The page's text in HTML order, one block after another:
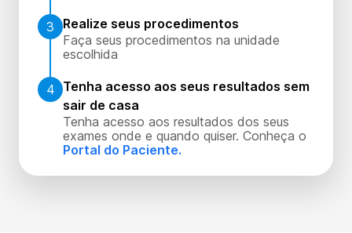
3
Realize seus procedimentos
Faça seus procedimentos na unidade
escolhida
4 Tenha acesso aos seus resultados sem
sair de casa
Tenha acesso aos resultados dos seus
exames onde e quando quiser. Conheça o
Portal do Paciente.